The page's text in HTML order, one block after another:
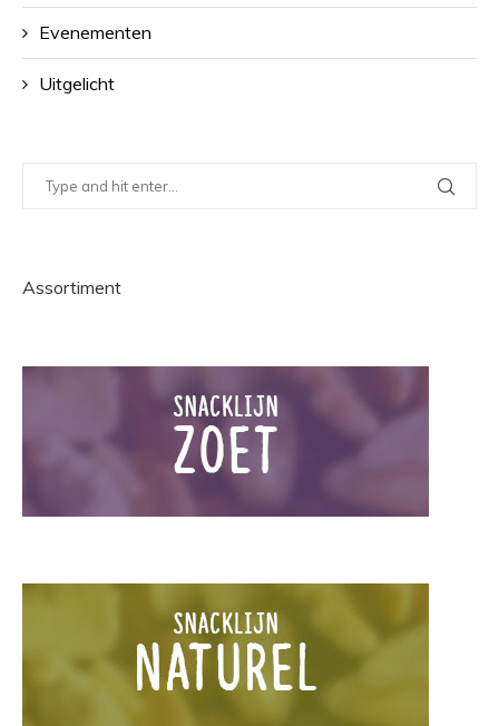
Evenementen
Uitgelicht
Assortiment